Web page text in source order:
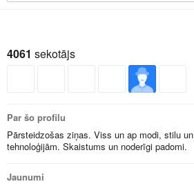
4061 sekotājs
Par šo profilu
Pārsteidzošas ziņas. Viss un ap modi, stilu un
tehnoloģijām. Skaistums un noderīgi padomi.
Jaunumi